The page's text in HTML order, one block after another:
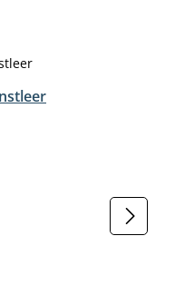
niet beschikbaar.)